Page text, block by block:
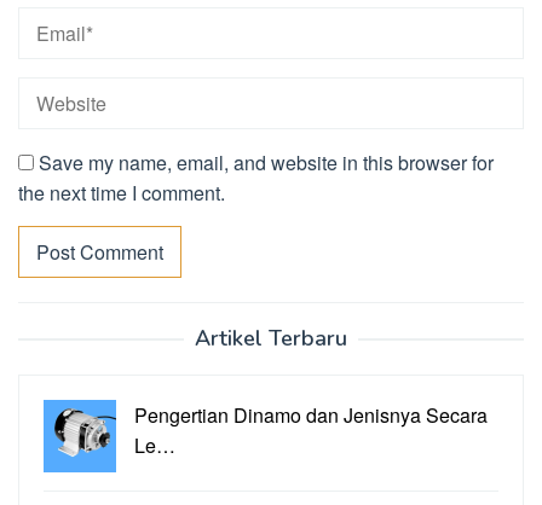
Save my name, email, and website in this browser for
the next time I comment.
Artikel Terbaru
Pengertian Dinamo dan Jenisnya Secara
Le…